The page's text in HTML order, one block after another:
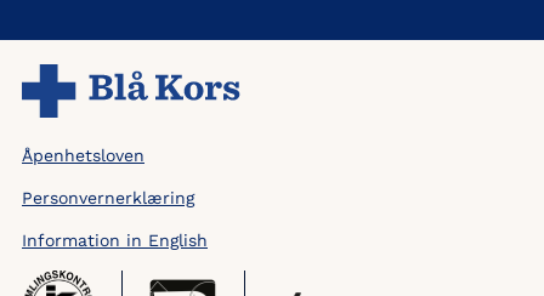
Åpenhetsloven
Personvernerklæring
Information in English